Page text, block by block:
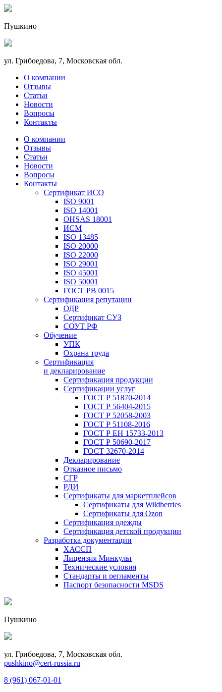
Пушкино
ул. Грибоедова, 7, Московская обл.
О компании
Отзывы
Статьи
Новости
Вопросы
Контакты
О компании
Отзывы
Статьи
Новости
Вопросы
Контакты
Сертификат ИСО
ISO 9001
ISO 14001
OHSAS 18001
ИСМ
ISO 13485
ISO 20000
ISO 22000
ISO 29001
ISO 45001
ISO 50001
ГОСТ РВ 0015
Сертификация репутации
ОДР
Сертификат СУЗ
СОУТ РФ
Обучение
УПК
Охрана труда
Сертификация
и декларирование
Сертификация продукции
Сертификации услуг
ГОСТ Р 51870-2014
ГОСТ Р 56404-2015
ГОСТ Р 52058-2003
ГОСТ Р 51108-2016
ГОСТ Р ЕН 15733-2013
ГОСТ Р 50690-2017
ГОСТ 32670-2014
Декларирование
Отказное письмо
СГР
РДИ
Сертификаты для маркетплейсов
Сертификаты для Wildberries
Сертификаты для Ozon
Сертификация одежды
Сертификация детской продукции
Разработка документации
ХАССП
Лицензия Минкульт
Технические условия
Стандарты и регламенты
Паспорт безопасности MSDS
Пушкино
ул. Грибоедова, 7, Московская обл.
pushkino@cert-russia.ru
8 (961) 067-01-01